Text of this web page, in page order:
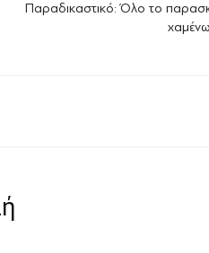
Παραδικαστικό: Όλο το